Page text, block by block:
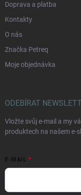
Doprava a platba
Kontakty
O nás
Značka Petreq
Moje objednávka
ODEBÍRAT
Vložte svůj e-mail a my
produktech na našem e-
E-MAIL